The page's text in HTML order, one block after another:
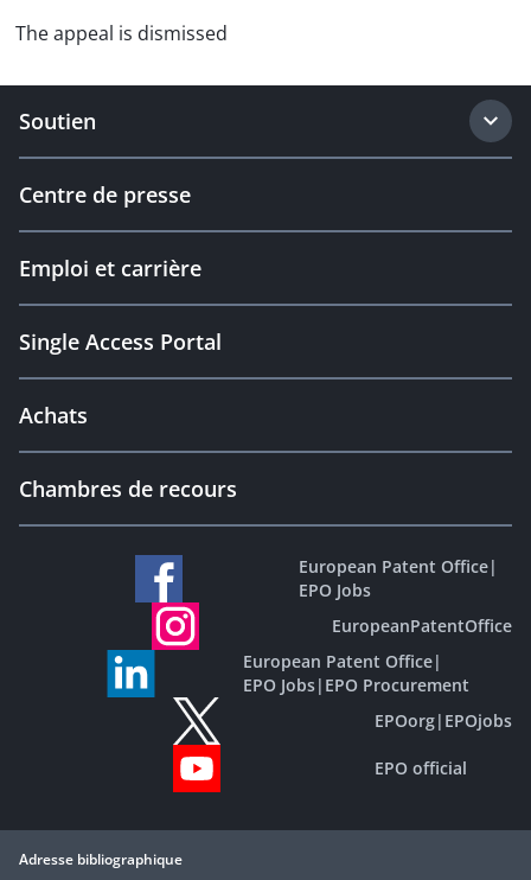
The appeal is dismissed
Soutien
Centre de presse
Emploi et carrière
Single Access Portal
Achats
Chambres de recours
European Patent Office|
EPO Jobs
EuropeanPatentOffice
European Patent Office|
EPO Jobs| EPO Procurement
EPOorg| EPOjobs
EPO official
Adresse bibliographique